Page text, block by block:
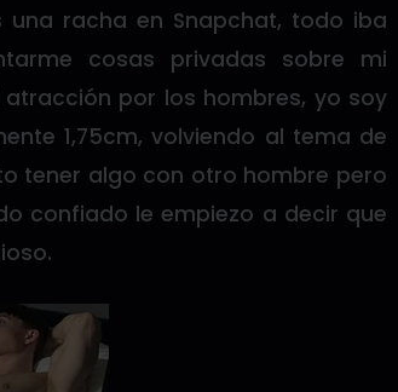
racha en Snapchat, todo iba
cosas privadas sobre mi
por los hombres, yo soy
1,75cm, volviendo al tema de
tener algo con otro hombre pero
confiado le empiezo a decir que